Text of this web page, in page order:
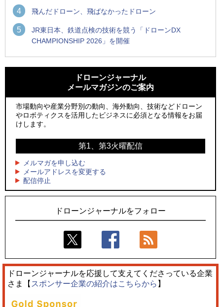
4 飛んだドローン、飛ばなかったドローン
5
JR東日本、鉄道点検の技術を競う「ドローンDX
CHAMPIONSHIP 2026」を開催
ン」とドローンショーによる新演出を実施
防衛装備庁「迎撃ドローン早期取得プログラム」にテラドロ
ーンが採択、国産機で量産調達を目指す
レッドクリフ、足利花火大会で映画『スパイダーマン』や
ドローンとナイトバブルが競演、「花園ドローンショーフェ
スタ2026」10/3、4開催
そらとぶタクシー、ハイブリッドeVTOL開発のPLANA社と独
占契約
ン」とドローンショーによる新演出を実施
国産AUVを社会実装へ、スタートアップ「BlueArch株式会
社」設立
防衛装備庁「迎撃ドローン早期取得プログラム」にテラドロ
サザンビーチちがさき花火大会で「復活の花火」打ち上げ、
キリンビールがライブ中継と連動した支援企画
ロボデックス、2時間超の飛行を目指す新型水素燃料電池ドロ
ーンを公開
ドローンジャーナル
メールマガジンのご案内
市場動向や産業分野別の動向、海外動向、技術などドローン
やロボティクスを活用したビジネスに必須となる情報をお届
けします。
第1、第3火曜配信
メルマガを申し込む
メールアドレスを変更する
配信停止
ドローンジャーナルをフォロー
ドローンジャーナルを応援して支えてくださっている企業
さま【 スポンサー企業の紹介はこちらから 】